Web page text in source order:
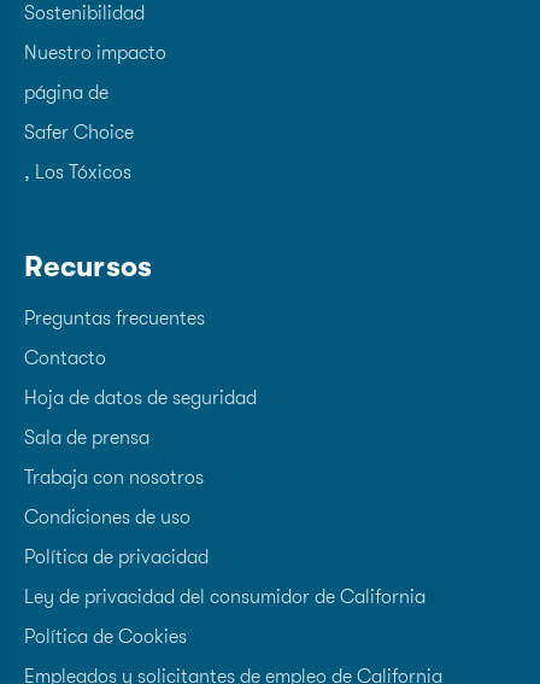
Sostenibilidad
Nuestro impacto
página de
Safer Choice
, Los Tóxicos
Recursos
Preguntas frecuentes
Contacto
Hoja de datos de seguridad
Sala de prensa
Trabaja con nosotros
Condiciones de uso
Política de privacidad
Ley de privacidad del consumidor de California
Política de Cookies
Empleados y solicitantes de empleo de California